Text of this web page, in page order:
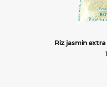
Riz jasmin extra